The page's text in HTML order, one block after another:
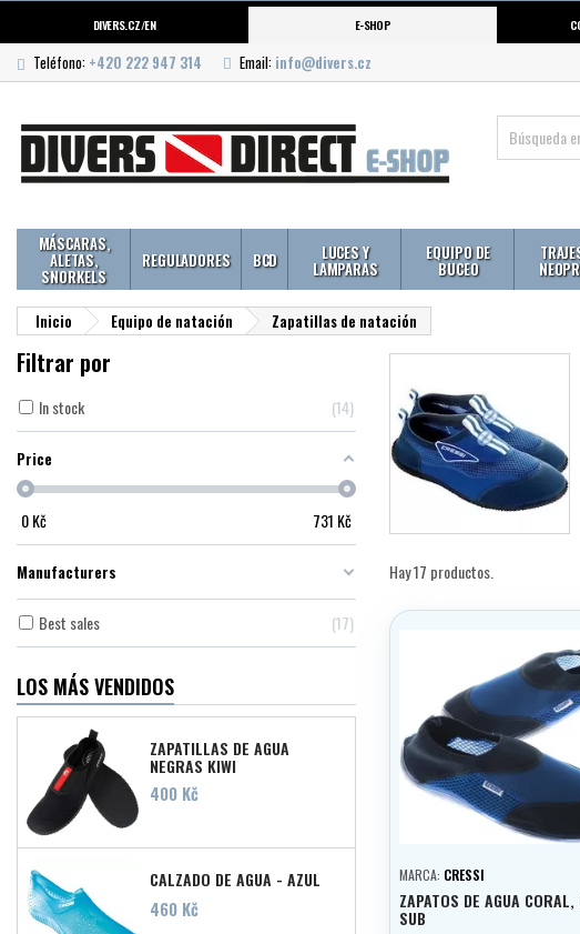
DIVERS.CZ/EN E-SHOP
Teléfono: +420 222 947 314 Email: info@divers.cz
MÁSCARAS,
ALETAS,
SNORKELS
REGULADORES BCD LUCES Y
LAMPARAS
EQUIPO DE
BUCEO
Inicio Equipo de natación Zapatillas de natación
Filtrar por
In stock 14
Price
0Kč 731 Kč
Manufacturers
Best sales 17
LOS MÁS VENDIDOS
ZAPATILLAS DE AGUA
NEGRAS KIWI
Precio
400 Kč
CALZADO DE AGUA - AZUL
Precio
460 Kč
Hay 17 productos.
MARCA: CRESSI
ZAPATOS DE AGUA CORAL,
SUB